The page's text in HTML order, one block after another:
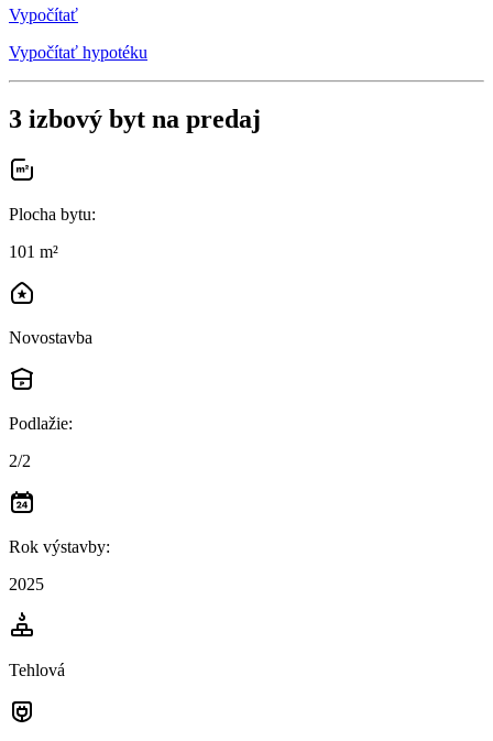
Vypočítať
Vypočítať hypotéku
3 izbový byt na predaj
Plocha bytu:
101 m²
Novostavba
Podlažie:
2/2
Rok výstavby:
2025
Tehlová